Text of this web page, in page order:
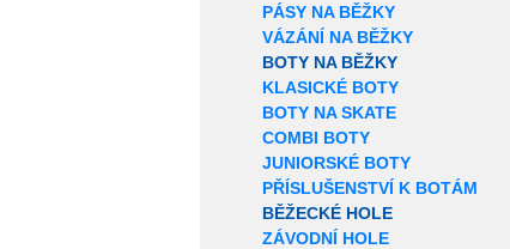
PÁSY NA BĚŽKY
VÁZÁNÍ NA BĚŽKY
BOTY NA BĚŽKY
KLASICKÉ BOTY
BOTY NA SKATE
COMBI BOTY
JUNIORSKÉ BOTY
PŘÍSLUŠENSTVÍ K BOTÁM
BĚŽECKÉ HOLE
ZÁVODNÍ HOLE